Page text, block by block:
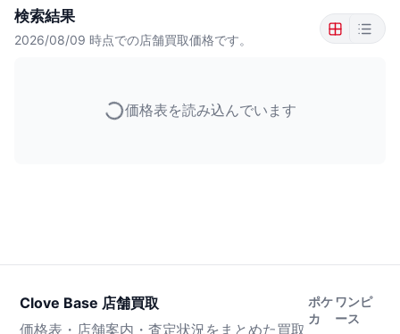
検索結果
2026/08/09 時点での店舗買取価格です。
価格表を読み込んでいます
Clove Base 店舗買取
価格表・店舗案内・査定状況をまとめた買取
ポケ
カ
ワンピ
ース